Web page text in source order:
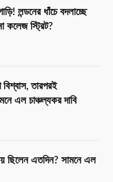
লন্ডনের ধাঁচে বদলাচ্ছে
কলেজ স্ট্রিট?
তারপরই
এল চাঞ্চল্যকর দাবি
ছিলেন এতদিন? সামনে এল